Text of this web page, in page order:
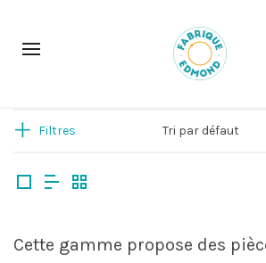
Filtres
Cette gamme propose des